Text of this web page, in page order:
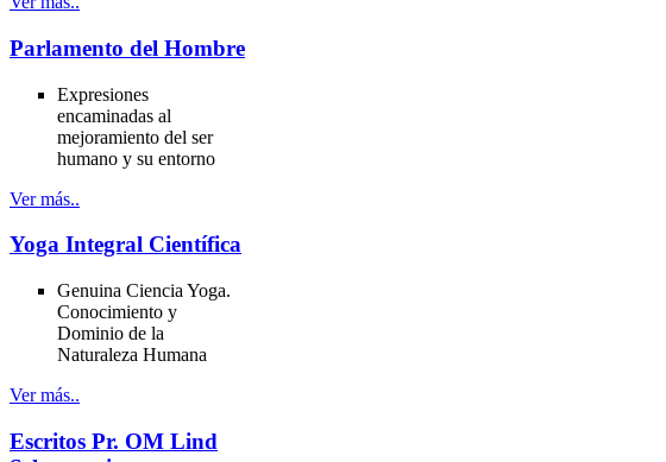
Parlamento del Hombre
Expresiones
encaminadas al
mejoramiento del ser
humano y su entorno
Ver más..
Yoga Integral Científica
Genuina Ciencia Yoga.
Conocimiento y
Dominio de la
Naturaleza Humana
Ver más..
Escritos Pr. OM Lind